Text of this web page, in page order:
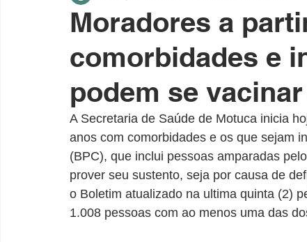
Moradores a
comorbidades e
podem se
A Secretaria de Saúde de Motuca inicia
anos com comorbidades e os que sejam
(BPC), que inclui pessoas amparadas
prover seu sustento, seja por causa de
o Boletim atualizado na ultima quinta (2)
1.008 pessoas com ao menos uma das